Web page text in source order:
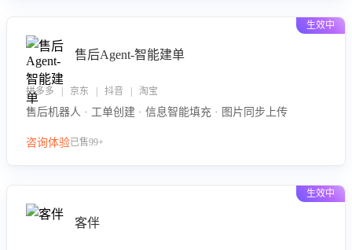
生效中
售后Agent-智能建单
拼多多 | 京东 | 抖音 | 淘宝
售后机器人 · 工单创建 · 信息智能填充 · 图片同步上传
咨询体验已售99+
生效中
客伴